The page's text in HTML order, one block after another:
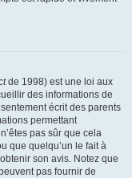
de 1998) est une loi aux
des informations de
écrit des parents
permettant
pas sûr que cela
que quelqu’un le fait à
son avis. Notez que
pas fournir de